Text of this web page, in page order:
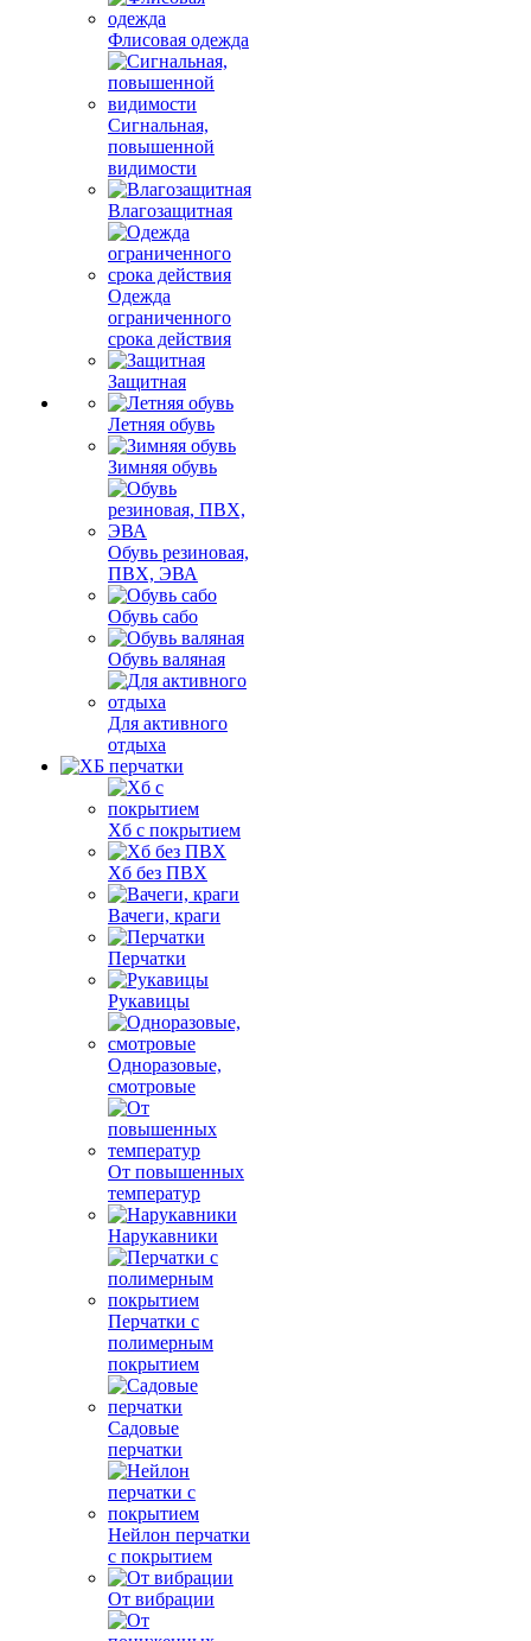
Флисовая одежда
Сигнальная,
повышенной
видимости
Влагозащитная
Одежда
ограниченного
срока действия
Защитная
Летняя обувь
Зимняя обувь
Обувь резиновая,
ПВХ, ЭВА
Обувь сабо
Обувь валяная
Для активного
отдыха
Хб с покрытием
Хб без ПВХ
Вачеги, краги
Перчатки
Рукавицы
Одноразовые,
смотровые
От повышенных
температур
Нарукавники
Перчатки с
полимерным
покрытием
Садовые
перчатки
Нейлон перчатки
с покрытием
От вибрации